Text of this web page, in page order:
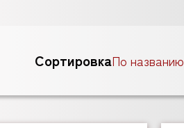
СортировкаПо названию